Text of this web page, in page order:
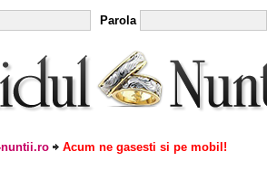
Parola
Acum ne gasesti si pe mobil!